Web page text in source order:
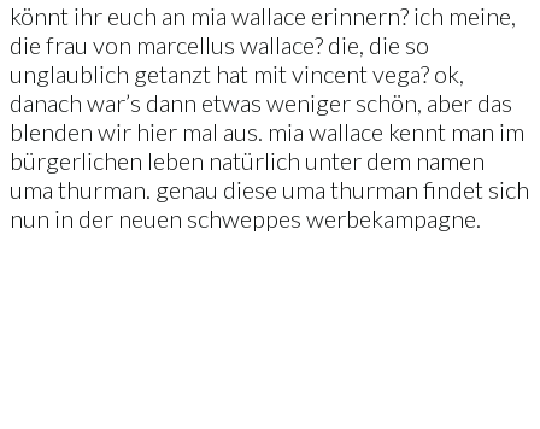
könnt ihr euch an mia wallace erinnern? ich meine,
die frau von marcellus wallace? die, die so
unglaublich getanzt hat mit vincent vega? ok,
danach war’s dann etwas weniger schön, aber das
blenden wir hier mal aus. mia wallace kennt man im
bürgerlichen leben natürlich unter dem namen
uma thurman. genau diese uma thurman findet sich
nun in der neuen schweppes werbekampagne.